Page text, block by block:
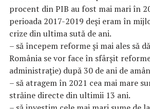
procent din PIB au fost mai mari în
perioada 2017-2019 deși eram în
crize din ultima sută de ani.
– să începem reforme și mai ales să
România se vor face în sfârșit
administrație) după 30 de ani de
– să atragem în 2021 cea mai mare
străine directe din ultimii 13 ani.